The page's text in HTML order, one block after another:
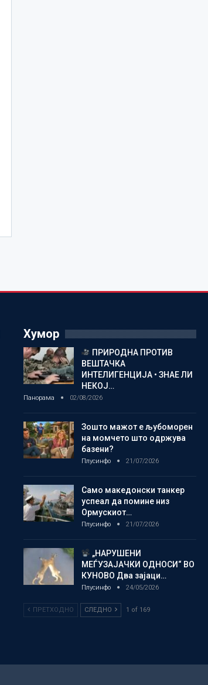
Хумор
ПРИРОДНА ПРОТИВ
ВЕШТАЧКА
ИНТЕЛИГЕНЦИЈА • ЗНАЕ ЛИ
НЕКОЈ…
Панорама 02/08/2026
Зошто мажот е љубоморен
на момчето што одржува
базени?
Плусинфо 21/07/2026
Само македонски танкер
успеал да помине низ
Ормускиот…
Плусинфо 21/07/2026
„НАРУШЕНИ
МЕЃУЗАЈАЧКИ ОДНОСИ“ ВО
КУНОВО Два зајаци…
Плусинфо 24/05/2026
ПРЕТХОДНО СЛЕДНО 1 of 169